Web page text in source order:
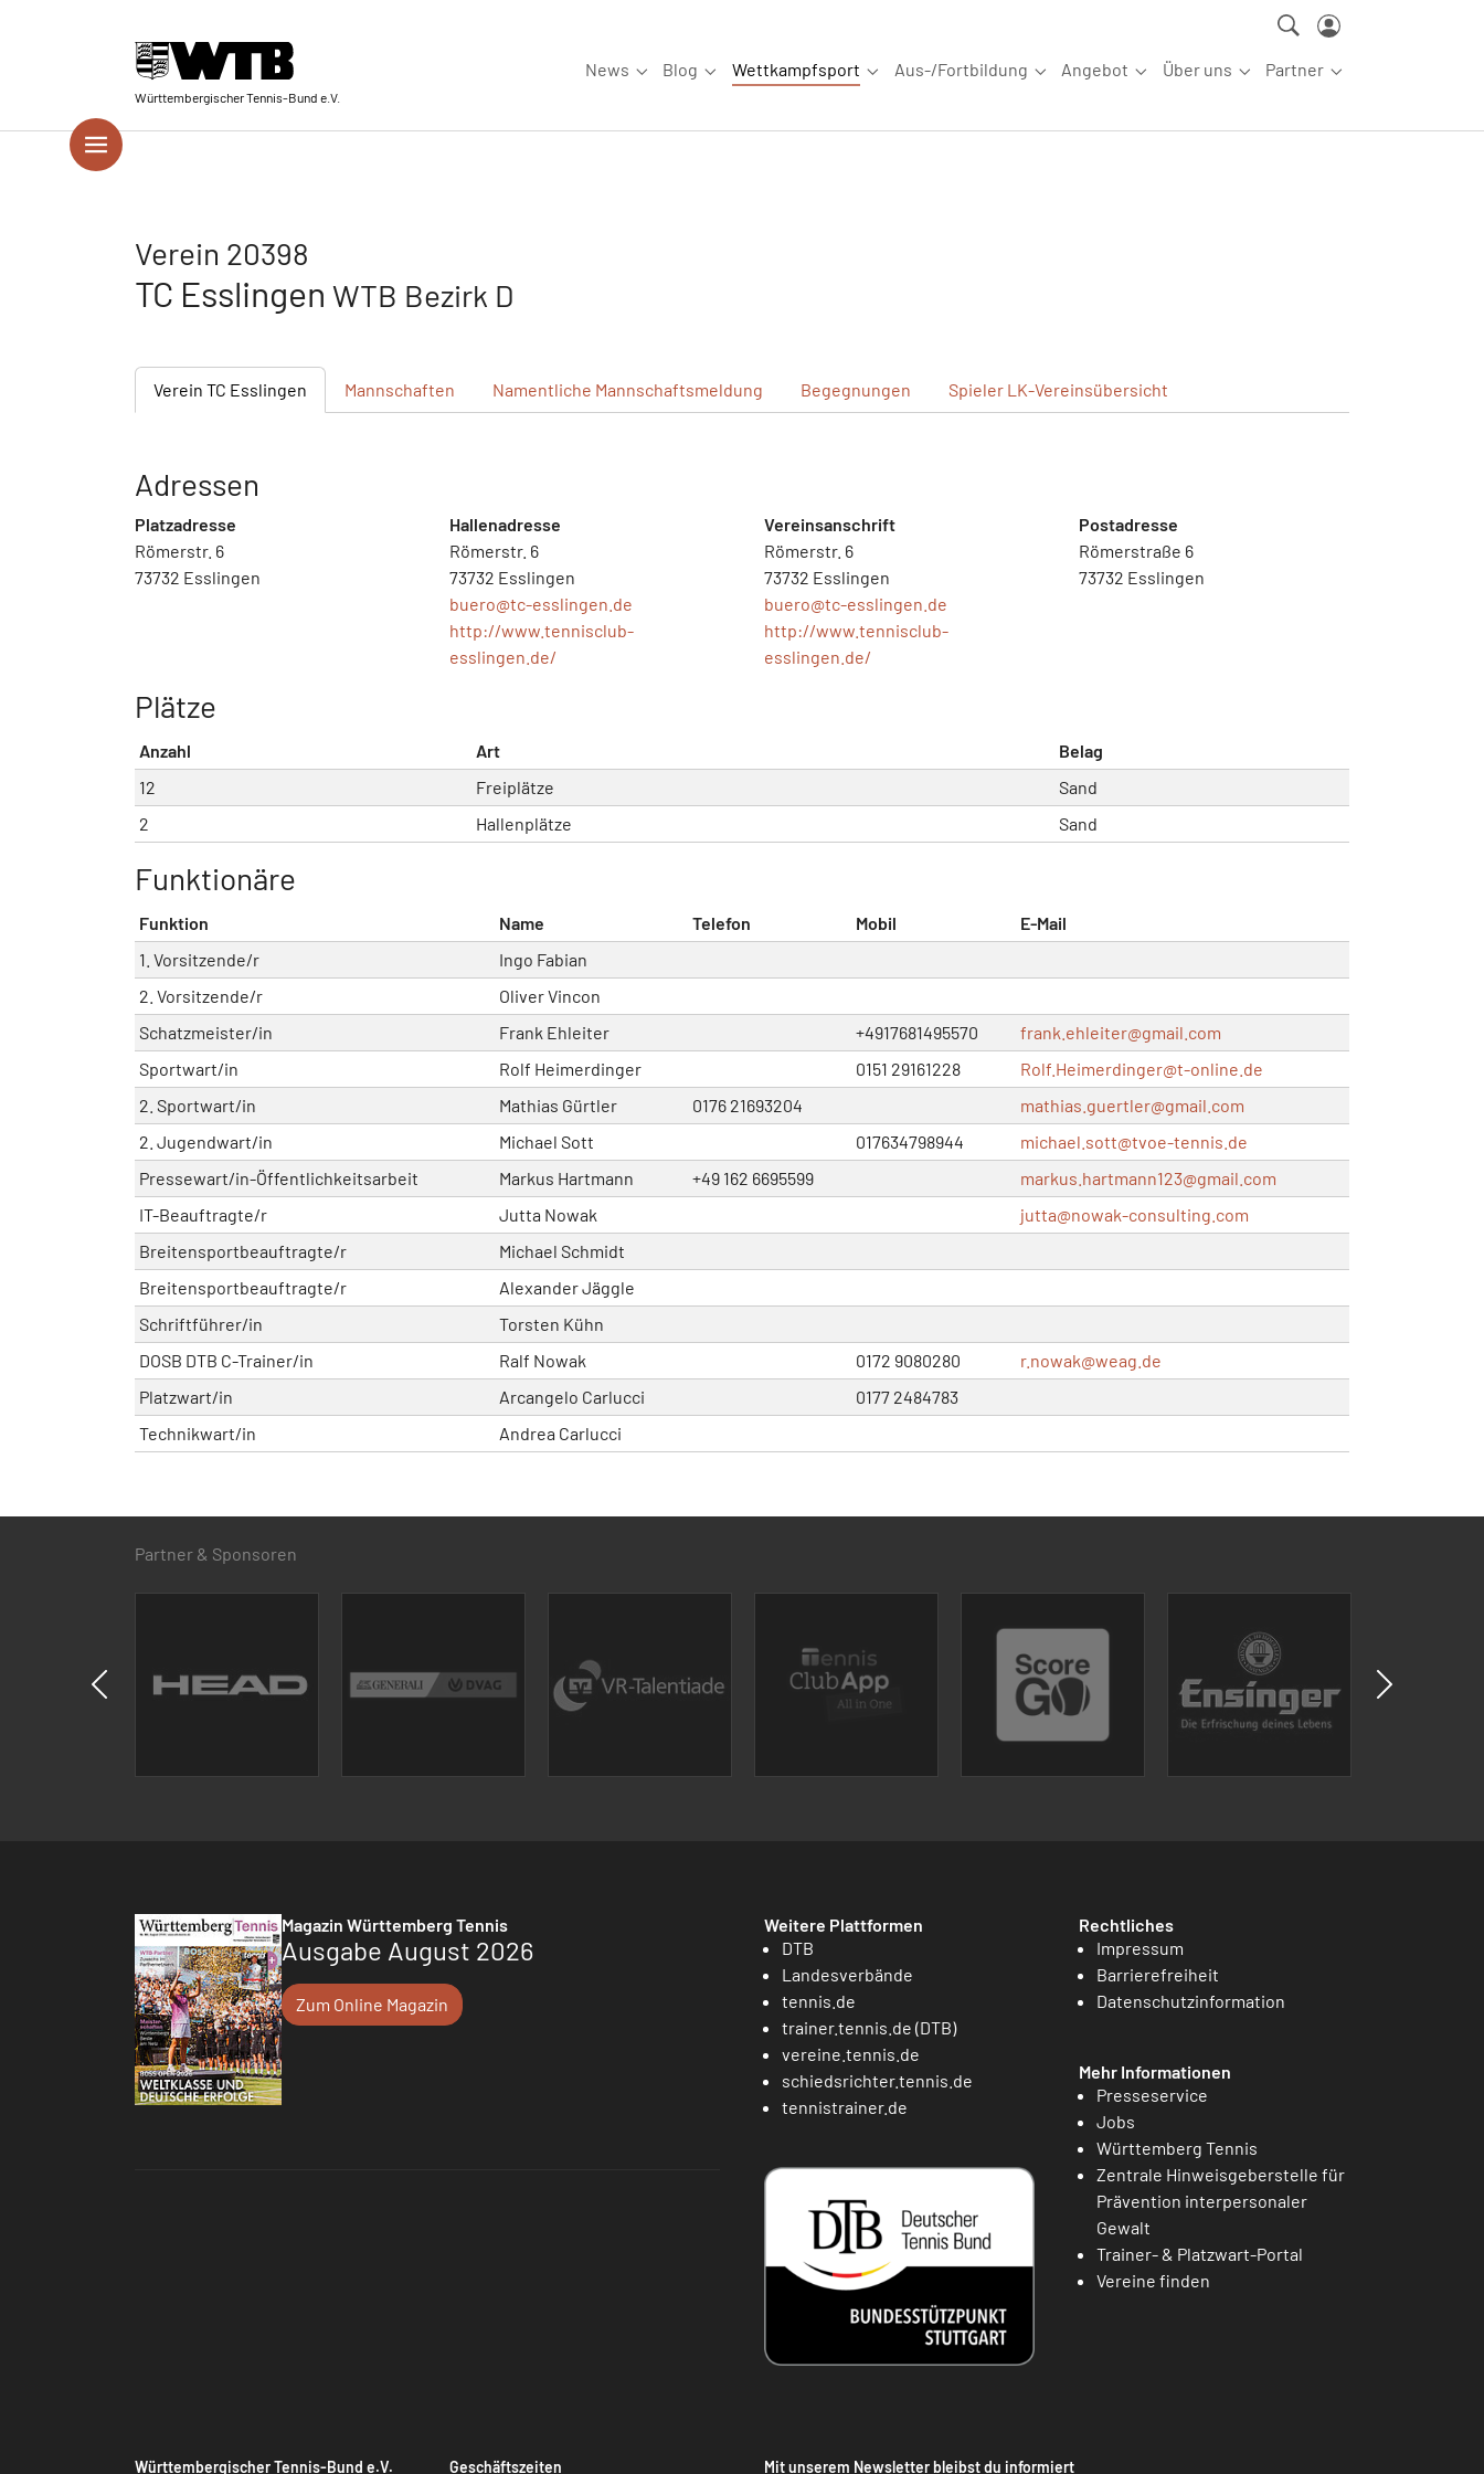
Württembergischer Tennis-Bund e.V.
News
Submenu for "News"
Blog
Submenu for "Blog"
Wettkampfsport
Submenu for "Wettkampfsport"
Aus-/Fortbildung
Submenu for "Aus-/Fortbildung"
Angebot
Submenu for "Angebot"
Über uns
Submenu for "Über uns"
Partner
Submenu for
Verein 20398
TC Esslingen WTB Bezirk D
Verein TC Esslingen Mannschaften Namentliche Mannschaftsmeldung Begegnungen Spieler LK-Vereinsübersicht
Adressen
Platzadresse
Römerstr. 6
73732 Esslingen
Hallenadresse
Römerstr. 6
73732 Esslingen
buero@tc-esslingen.de
http://www.tennisclub-
esslingen.de/
Vereinsanschrift
Römerstr. 6
73732 Esslingen
buero@tc-esslingen.de
http://www.tennisclub-
esslingen.de/
Postadresse
Römerstraße 6
73732 Esslingen
Plätze
Anzahl Art
Belag
12
Freiplätze
Sand
2
Hallenplätze Sand
Funktionäre
Funktion Name Telefon Mobil
E-Mail
1. Vorsitzende/r
Ingo Fabian
2. Vorsitzende/r
Oliver Vincon
Schatzmeister/in
Frank Ehleiter +4917681495570 frank.ehleiter@gmail.com
Sportwart/in
Rolf Heimerdinger 0151 29161228 Rolf.Heimerdinger@t-online.de
2. Sportwart/in
Mathias Gürtler 0176 21693204 mathias.guertler@gmail.com
2. Jugendwart/in
Michael Sott 017634798944 michael.sott@tvoe-tennis.de
Pressewart/in-Öffentlichkeitsarbeit
Markus Hartmann +49 162 6695599 markus.hartmann123@gmail.com
IT-Beauftragte/r
Jutta Nowak jutta@nowak-consulting.com
Breitensportbeauftragte/r
Michael Schmidt
Breitensportbeauftragte/r
Alexander Jäggle
Schriftführer/in
Torsten Kühn
DOSB DTB C-Trainer/in
Ralf Nowak 0172 9080280 r.nowak@weag.de
Platzwart/in
Arcangelo Carlucci
0177 2484783
Technikwart/in
Andrea Carlucci
Partner & Sponsoren
Magazin Württemberg Tennis
Ausgabe August 2026
Zum Online Magazin
Weitere Plattformen
DTB
Landesverbände
tennis.de
trainer.tennis.de (DTB)
vereine.tennis.de
schiedsrichter.tennis.de
tennistrainer.de
Rechtliches
Impressum
Barrierefreiheit
Datenschutzinformation
Mehr Informationen
Presseservice
Jobs
Württemberg Tennis
Zentrale Hinweisgeberstelle für
Prävention interpersonaler
Gewalt
Trainer- & Platzwart-Portal
Vereine finden
Württembergischer Tennis-Bund e.V. Geschäftszeiten Mit unserem Newsletter bleibst du informiert